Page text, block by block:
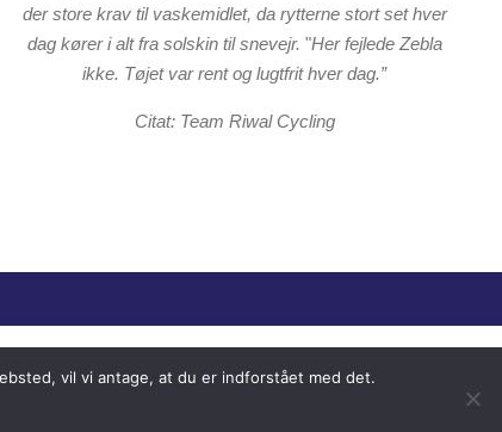
der store krav til vaskemidlet, da rytterne stort set hver
dag kører i alt fra solskin til snevejr. "Her fejlede Zebla
ikke. Tøjet var rent og lugtfrit hver dag.”
Citat: Team Riwal Cycling
vil vi antage, at du er indforstået med det.